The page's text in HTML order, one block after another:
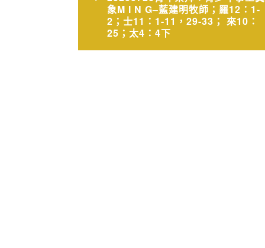
導
象M I N G–藍建明牧師；羅12：1-
2；士11：1-11，29-33； 來10：
25；太4：4下